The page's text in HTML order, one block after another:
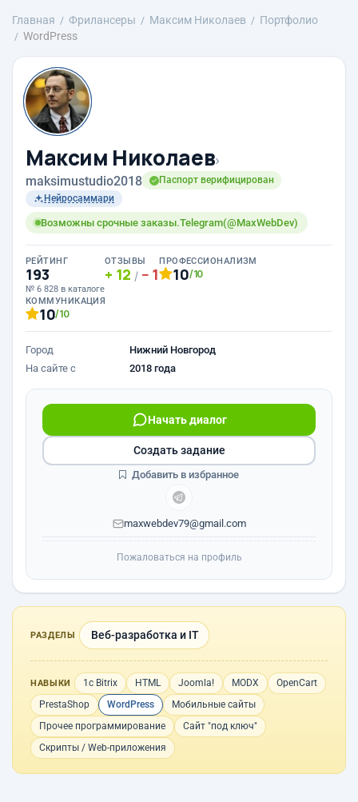
Главная Фрилансеры Максим Николаев
Портфолио
WordPress
Максим Николаев›
maksimustudio2018
Паспорт верифицирован
Нейросаммари
Возможны срочные заказы.Telegram(@MaxWebDev)
РЕЙТИНГ
193
№ 6 828 в каталоге
ОТЗЫВЫ
12 / 1
ПРОФЕССИОНАЛИЗМ
10/10
КОММУНИКАЦИЯ
10/10
Город
Нижний Новгород
На сайте с
2018 года
Начать диалог
maxwebdev79@gmail.com
Создать задание
Добавить в избранное
Пожаловаться на профиль
РАЗДЕЛЫ Веб-разработка и IT
НАВЫКИ 1с Bitrix HTML Joomla! MODX
OpenCart
PrestaShop
WordPress
Мобильные сайты
Прочее программирование
Сайт "под ключ"
Скрипты / Web-приложения